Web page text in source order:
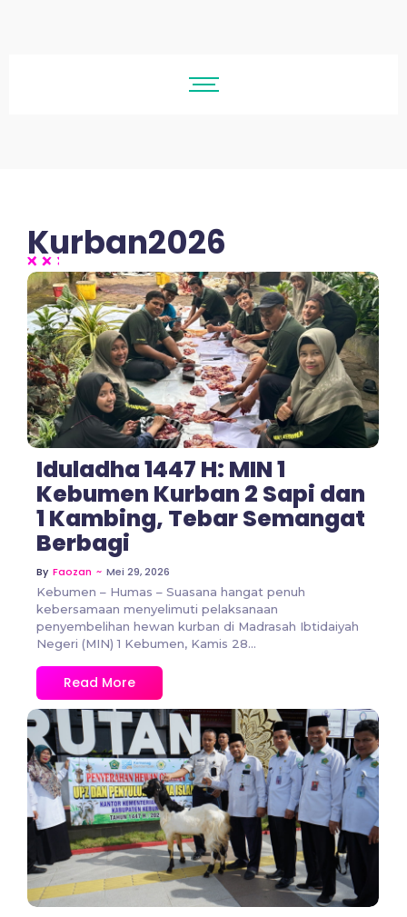
Kurban2026
No Comments
Iduladha 1447 H: MIN 1
Kebumen Kurban 2 Sapi dan
1 Kambing, Tebar Semangat
Berbagi
By Faozan ~ Mei 29, 2026
Kebumen – Humas – Suasana hangat penuh
kebersamaan menyelimuti pelaksanaan
penyembelihan hewan kurban di Madrasah Ibtidaiyah
Negeri (MIN) 1 Kebumen, Kamis 28...
Read More
No Comments